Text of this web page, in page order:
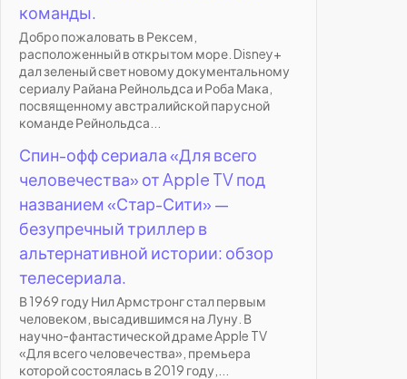
команды.
Добро пожаловать в Рексем,
расположенный в открытом море. Disney+
дал зеленый свет новому документальному
сериалу Райана Рейнольдса и Роба Мака,
посвященному австралийской парусной
команде Рейнольдса...
Спин-офф сериала «Для всего
человечества» от Apple TV под
названием «Стар-Сити» —
безупречный триллер в
альтернативной истории: обзор
телесериала.
В 1969 году Нил Армстронг стал первым
человеком, высадившимся на Луну. В
научно-фантастической драме Apple TV
«Для всего человечества», премьера
которой состоялась в 2019 году,...